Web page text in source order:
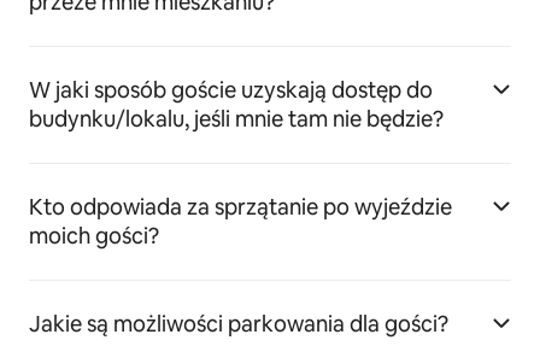
W jaki sposób goście uzyskają dostęp do
budynku/lokalu, jeśli mnie tam nie będzie?
Kto odpowiada za sprzątanie po wyjeździe
moich gości?
Jakie są możliwości parkowania dla gości?